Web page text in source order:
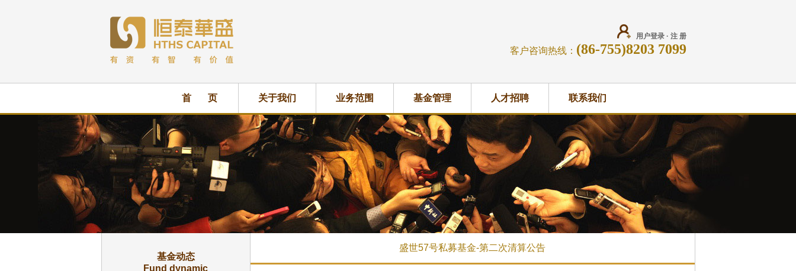
用户登录 · 注 册
客户咨询热线： (86-755)8203 7099
首 页 关于我们 业务范围 基金管理 人才招聘 联系我们
基金动态
Fund dynamic
盛世57号私募基金-第二次清算公告